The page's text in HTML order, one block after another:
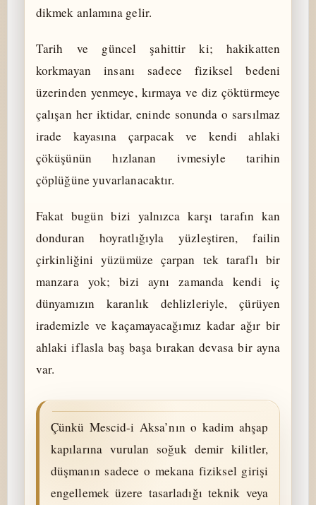
dikmek anlamına gelir.
Tarih ve güncel şahittir ki; hakikatten
korkmayan insanı sadece fiziksel bedeni
üzerinden yenmeye, kırmaya ve diz çöktürmeye
çalışan her iktidar, eninde sonunda o sarsılmaz
irade kayasına çarpacak ve kendi ahlaki
çöküşünün hızlanan ivmesiyle tarihin
çöplüğüne yuvarlanacaktır.
Fakat bugün bizi yalnızca karşı tarafın kan
donduran hoyratlığıyla yüzleştiren, failin
çirkinliğini yüzümüze çarpan tek taraflı bir
manzara yok; bizi aynı zamanda kendi iç
dünyamızın karanlık dehlizleriyle, çürüyen
irademizle ve kaçamayacağımız kadar ağır bir
ahlaki iflasla baş başa bırakan devasa bir ayna
var.
Çünkü Mescid-i Aksa’nın o kadim ahşap
kapılarına vurulan soğuk demir kilitler,
düşmanın sadece o mekana fiziksel girişi
engellemek üzere tasarladığı teknik veya